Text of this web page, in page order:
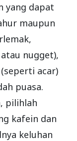
yang dapat
maupun
nugget),
acar)
puasa.
pilihlah
kafein dan
keluhan